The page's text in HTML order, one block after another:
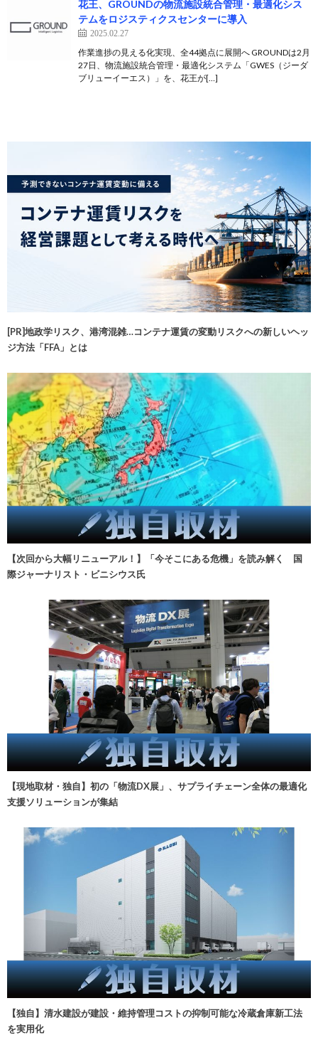
花王、GROUNDの物流施設統合管理・最適化シス
テムをロジスティクスセンターに導入
2025.02.27
作業進捗の見える化実現、全44拠点に展開へ GROUNDは2月
27日、物流施設統合管理・最適化システム「GWES（ジーダ
ブリューイーエス）」を、花王が[…]
[PR]地政学リスク、港湾混雑…コンテナ運賃の変動リスクへの新しいヘッ
ジ方法「FFA」とは
【次回から大幅リニューアル！】「今そこにある危機」を読み解く 国
際ジャーナリスト・ビニシウス氏
【現地取材・独自】初の「物流DX展」、サプライチェーン全体の最適化
支援ソリューションが集結
【独自】清水建設が建設・維持管理コストの抑制可能な冷蔵倉庫新工法
を実用化